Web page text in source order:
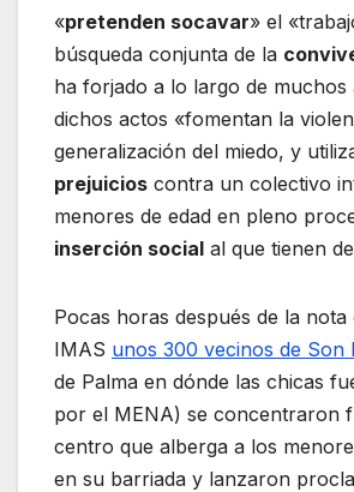
«pretenden socavar» el
búsqueda conjunta de la
ha forjado a lo largo de muchos
dichos actos «fomentan la
generalización del miedo, y
prejuicios contra un colectivo
menores de edad en pleno
inserción social al que tienen
Pocas horas después de la nota
IMAS unos 300 vecinos de Son
de Palma en dónde las chicas
por el MENA) se concentraron
centro que alberga a los
en su barriada y lanzaron